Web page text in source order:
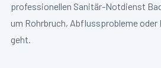
professionellen Sanitär-Notdienst
um Rohrbruch, Abflussprobleme oder
geht.